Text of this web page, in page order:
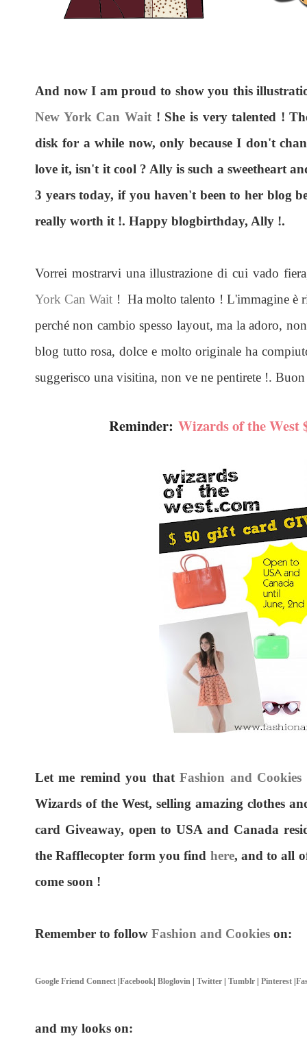
And now I am proud to show you this
New York Can Wait! She is very talented !
disk for a while now, only because I don't
love it, isn't it cool ? Ally is such a sweetheart
3 years today, if you haven't been to her blog
really worth it !. Happy blogbirthday, Ally !.
Vorrei mostrarvi una illustrazione di cui vado
York Can Wait ! Ha molto talento ! L'immagine è
perché non cambio spesso layout, ma la adoro,
blog tutto rosa, dolce e molto originale ha
suggerisco una visitina, non ve ne pentirete !.
Reminder: Wizards of the West
Let me remind you thatFashion and Cookies
Wizards of the West, selling amazing clothes
card Giveaway, open to USA and Canada
the Rafflecopter form you find here, and to all
come soon !
Remember to follow Fashion and Cookies on:
Google Friend Connect Facebook Bloglovin Twitter Tumblr Pinterest
and my looks on: